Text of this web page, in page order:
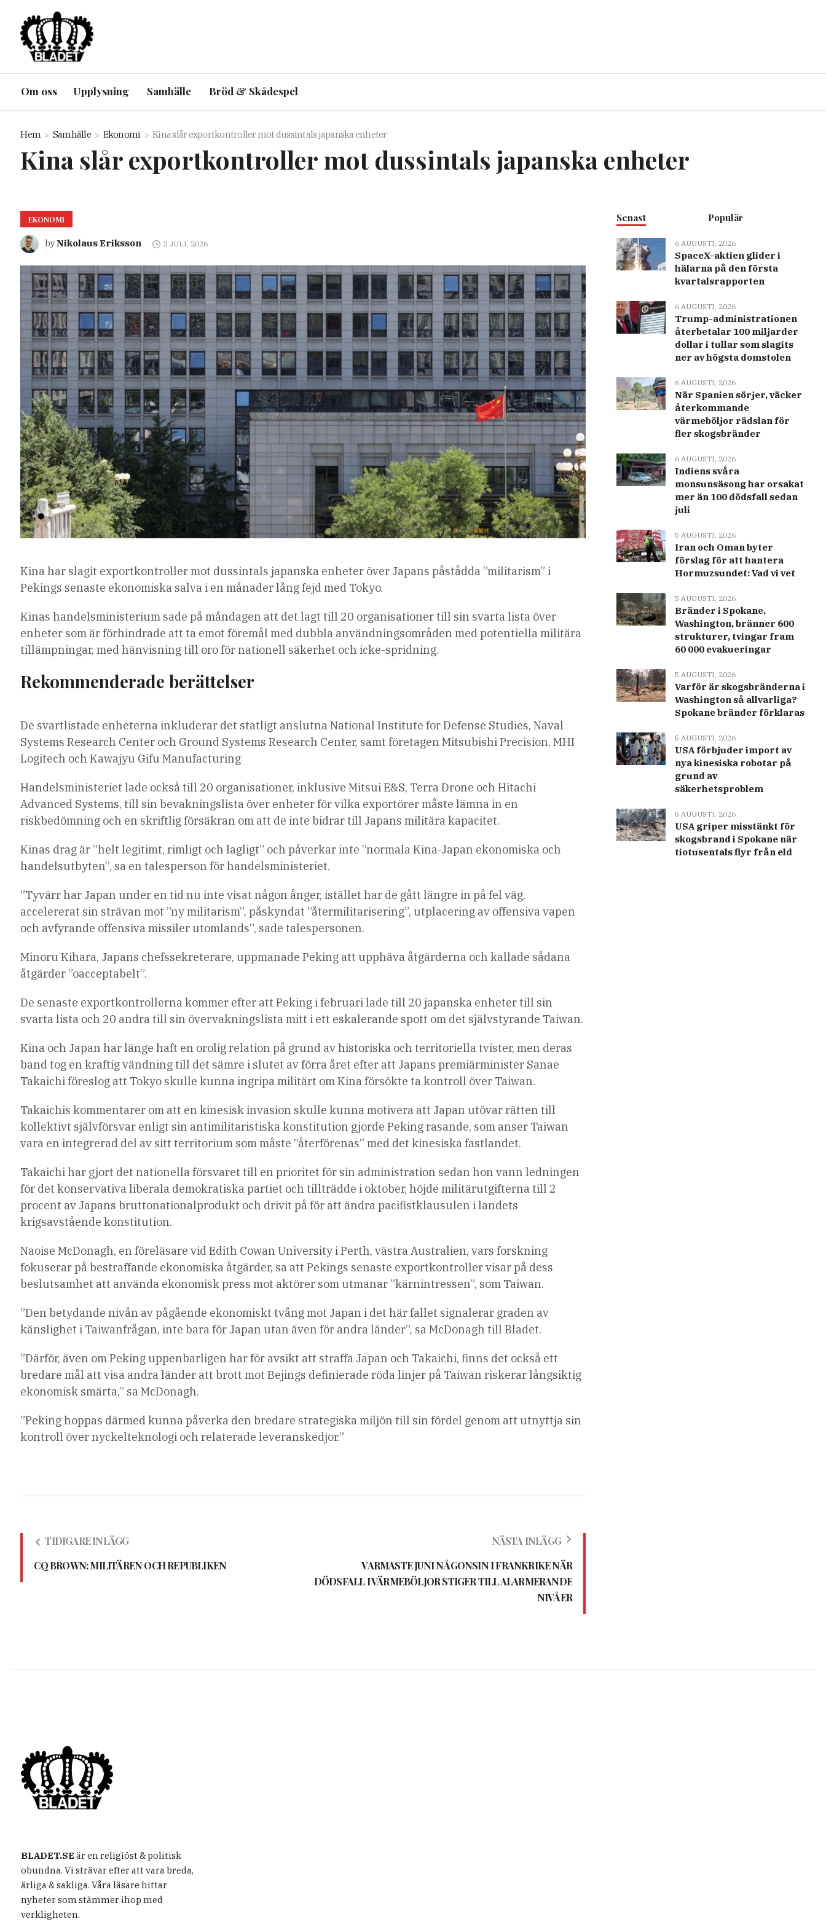
Om oss Upplysning Samhälle Bröd & Skådespel
Hem Samhälle Ekonomi Kina slår exportkontroller mot dussintals japanska enheter
Kina slår exportkontroller mot dussintals japanska enheter
EKONOMI
byNikolaus Eriksson 3 JULI, 2026
Kina har slagit exportkontroller mot dussintals japanska enheter över Japans påstådda ”militarism” i
Pekings senaste ekonomiska salva i en månader lång fejd med Tokyo.
Kinas handelsministerium sade på måndagen att det lagt till 20 organisationer till sin svarta lista över
enheter som är förhindrade att ta emot föremål med dubbla användningsområden med potentiella militära
tillämpningar, med hänvisning till oro för nationell säkerhet och icke-spridning.
Rekommenderade berättelser
med
4
artiklar
av
listan
De svartlistade enheterna inkluderar det statligt anslutna National Institute for Defense Studies, Naval
Systems Research Center och Ground Systems Research Center, samt företagen Mitsubishi Precision, MHI
Logitech och Kawajyu Gifu Manufacturing
Handelsministeriet lade också till 20 organisationer, inklusive Mitsui E&S, Terra Drone och Hitachi
Advanced Systems, till sin bevakningslista över enheter för vilka exportörer måste lämna in en
riskbedömning och en skriftlig försäkran om att de inte bidrar till Japans militära kapacitet.
Kinas drag är ”helt legitimt, rimligt och lagligt” och påverkar inte ”normala Kina-Japan ekonomiska och
handelsutbyten”, sa en talesperson för handelsministeriet.
”Tyvärr har Japan under en tid nu inte visat någon ånger, istället har de gått längre in på fel väg,
accelererat sin strävan mot ”ny militarism”, påskyndat ”återmilitarisering”, utplacering av offensiva vapen
och avfyrande offensiva missiler utomlands”, sade talespersonen.
Minoru Kihara, Japans chefssekreterare, uppmanade Peking att upphäva åtgärderna och kallade sådana
åtgärder ”oacceptabelt”.
De senaste exportkontrollerna kommer efter att Peking i februari lade till 20 japanska enheter till sin
svarta lista och 20 andra till sin övervakningslista mitt i ett eskalerande spott om det självstyrande Taiwan.
Kina och Japan har länge haft en orolig relation på grund av historiska och territoriella tvister, men deras
band tog en kraftig vändning till det sämre i slutet av förra året efter att Japans premiärminister Sanae
Takaichi föreslog att Tokyo skulle kunna ingripa militärt om Kina försökte ta kontroll över Taiwan.
Takaichis kommentarer om att en kinesisk invasion skulle kunna motivera att Japan utövar rätten till
kollektivt självförsvar enligt sin antimilitaristiska konstitution gjorde Peking rasande, som anser Taiwan
vara en integrerad del av sitt territorium som måste ”återförenas” med det kinesiska fastlandet.
Takaichi har gjort det nationella försvaret till en prioritet för sin administration sedan hon vann ledningen
för det konservativa liberala demokratiska partiet och tillträdde i oktober, höjde militärutgifterna till 2
procent av Japans bruttonationalprodukt och drivit på för att ändra pacifistklausulen i landets
krigsavstående konstitution.
Naoise McDonagh, en föreläsare vid Edith Cowan University i Perth, västra Australien, vars forskning
fokuserar på bestraffande ekonomiska åtgärder, sa att Pekings senaste exportkontroller visar på dess
beslutsamhet att använda ekonomisk press mot aktörer som utmanar ”kärnintressen”, som Taiwan.
”Den betydande nivån av pågående ekonomiskt tvång mot Japan i det här fallet signalerar graden av
känslighet i Taiwanfrågan, inte bara för Japan utan även för andra länder”, sa McDonagh till Bladet.
”Därför, även om Peking uppenbarligen har för avsikt att straffa Japan och Takaichi, finns det också ett
bredare mål att visa andra länder att brott mot Bejings definierade röda linjer på Taiwan riskerar långsiktig
ekonomisk smärta,” sa McDonagh.
”Peking hoppas därmed kunna påverka den bredare strategiska miljön till sin fördel genom att utnyttja sin
kontroll över nyckelteknologi och relaterade leveranskedjor.”
TIDIGARE INLÄGG
CQ BROWN: MILITÄREN OCH REPUBLIKEN
NÄSTA INLÄGG
VARMASTE JUNI NÅGONSIN I FRANKRIKE NÄR
DÖDSFALL I VÄRMEBÖLJOR STIGER TILL ALARMERANDE
NIVÅER
Senast Populär
6 AUGUSTI, 2026
SpaceX-aktien glider i
hälarna på den första
kvartalsrapporten
6 AUGUSTI, 2026
Trump-administrationen
återbetalar 100 miljarder
dollar i tullar som slagits
ner av högsta domstolen
6 AUGUSTI, 2026
När Spanien sörjer, väcker
återkommande
värmeböljor rädslan för
fler skogsbränder
6 AUGUSTI, 2026
Indiens svåra
monsunsäsong har orsakat
mer än 100 dödsfall sedan
juli
5 AUGUSTI, 2026
Iran och Oman byter
förslag för att hantera
Hormuzsundet: Vad vi vet
5 AUGUSTI, 2026
Bränder i Spokane,
Washington, bränner 600
strukturer, tvingar fram
60 000 evakueringar
5 AUGUSTI, 2026
Varför är skogsbränderna i
Washington så allvarliga?
Spokane bränder förklaras
5 AUGUSTI, 2026
USA förbjuder import av
nya kinesiska robotar på
grund av
säkerhetsproblem
5 AUGUSTI, 2026
USA griper misstänkt för
skogsbrand i Spokane när
tiotusentals flyr från eld
BLADET.SE är en religiöst & politisk
obundna. Vi strävar efter att vara breda,
ärliga & sakliga. Våra läsare hittar
nyheter som stämmer ihop med
verkligheten.